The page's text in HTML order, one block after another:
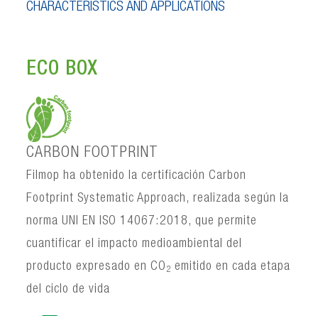
CHARACTERISTICS AND APPLICATIONS
ECO BOX
CARBON FOOTPRINT
Filmop ha obtenido la certificación Carbon
Footprint Systematic Approach, realizada según la
norma UNI EN ISO 14067:2018, que permite
cuantificar el impacto medioambiental del
producto expresado en CO 2 emitido en cada etapa
del ciclo de vida